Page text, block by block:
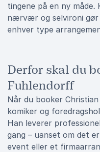
tingene på en ny måde.
nærvær og selvironi gør
enhver type
Derfor skal du
Fuhlendorff
Når du booker
komiker og
Han leverer
gang – uanset om det
event eller et